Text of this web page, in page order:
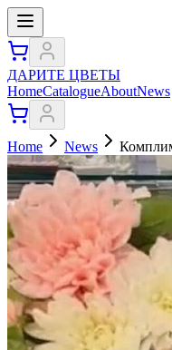
ДАРИТЕ ЦВЕТЫ
HomeCatalogueAboutNews
Home News